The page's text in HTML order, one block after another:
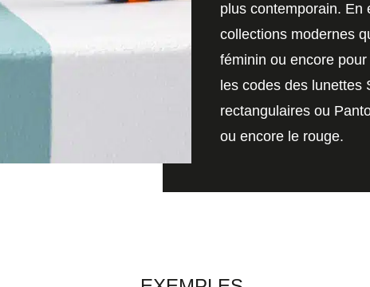
plus contemporain. En
collections modernes
féminin ou encore pour
les codes des lunettes
rectangulaires ou
ou encore le rouge.